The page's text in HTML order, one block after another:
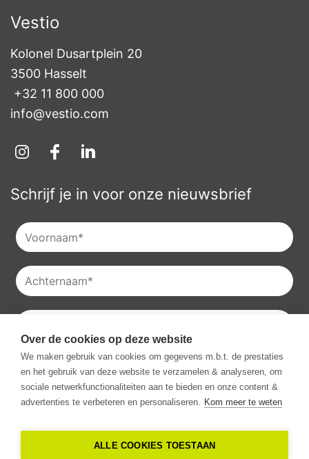
Vestio
Kolonel Dusartplein 20
3500 Hasselt
+32 11 800 000
info@vestio.com
Schrijf je in voor onze nieuwsbrief
Je kan onzeprivacyverklaringraadplegen en je kan je ook
altijd uitschrijven voor onze nieuwsbrieven.
Ik ga akkoord met het ontvangen van communicatie van
Vestio.*
Over de cookies op deze website
We maken gebruik van cookies om gegevens m.b.t. de prestaties
en het gebruik van deze website te verzamelen & analyseren, om
sociale netwerkfunctionaliteiten aan te bieden en onze content &
advertenties te verbeteren en personaliseren. Kom meer te weten
ALLE COOKIES TOESTAAN